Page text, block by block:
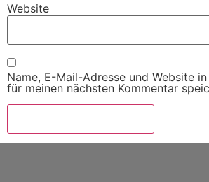
Website
Name, E-Mail-Adresse und Website
für meinen nächsten Kommentar